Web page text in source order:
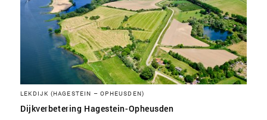
LEKDIJK (HAGESTEIN – OPHEUSDEN)
Dijkverbetering Hagestein-Opheusden